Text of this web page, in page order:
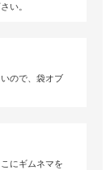
い。
ので、袋オブ
にギムネマを